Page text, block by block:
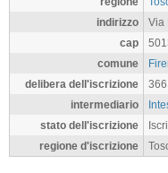
indirizzo
Via
cap
comune
delibera dell'iscrizione
366
intermediario
stato dell'iscrizione
regione d'iscrizione